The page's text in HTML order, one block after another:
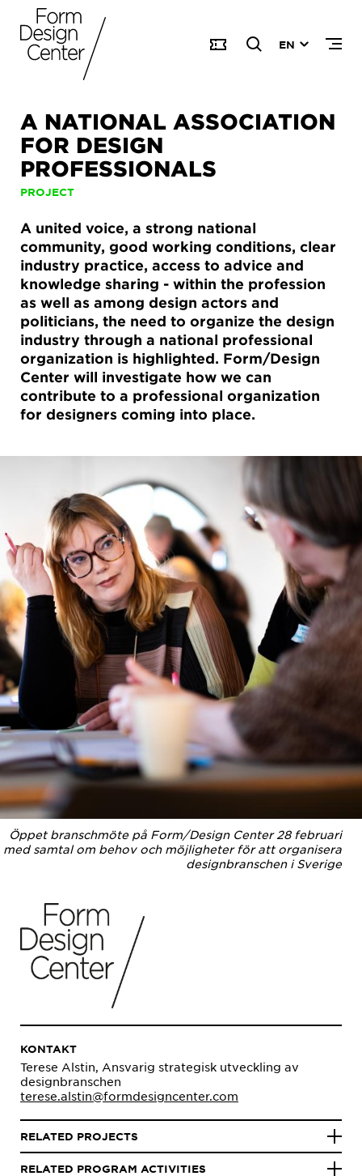
EN
A NATIONAL ASSOCIATION
FOR DESIGN
PROFESSIONALS
PROJECT
A united voice, a strong national
community, good working conditions, clear
industry practice, access to advice and
knowledge sharing - within the profession
as well as among design actors and
politicians, the need to organize the design
industry through a national professional
organization is highlighted. Form/Design
Center will investigate how we can
contribute to a professional organization
for designers coming into place.
Öppet branschmöte på Form/Design Center 28 februari
med samtal om behov och möjligheter för att organisera
designbranschen i Sverige
KONTAKT
Terese Alstin, Ansvarig strategisk utveckling av
designbranschen
terese.alstin@formdesigncenter.com
RELATED PROJECTS
RELATED PROGRAM ACTIVITIES